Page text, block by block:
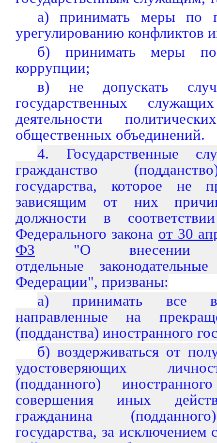
а) принимать меры по
урегулированию конфликтов
б) принимать меры по
коррупции;
в) не допускать
государственных
деятельности
общественных объединений.
4. Государственные
гражданство
государства, которое не
зависящим от них
должности в
Федерального закона от 30
ФЗ "О внесении
отдельные
Федерации", призваны:
а) принимать все
направленные на
(подданства) иностранного
б) воздерживаться от
удостоверяющих
(подданного)
совершения иных
гражданина
государства, за исключением